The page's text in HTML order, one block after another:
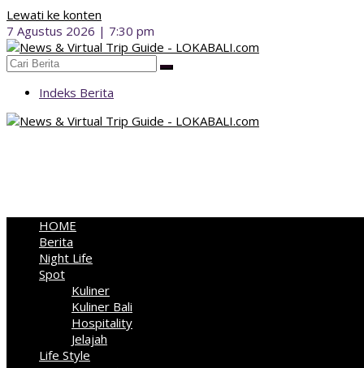
Lewati ke konten
7 Agustus 2026 | 7:30 pm
Indeks Berita
HOME
Berita
Night Life
Spot
Kuliner
Kuliner Bali
Hospitality
Jelajah
Life Style